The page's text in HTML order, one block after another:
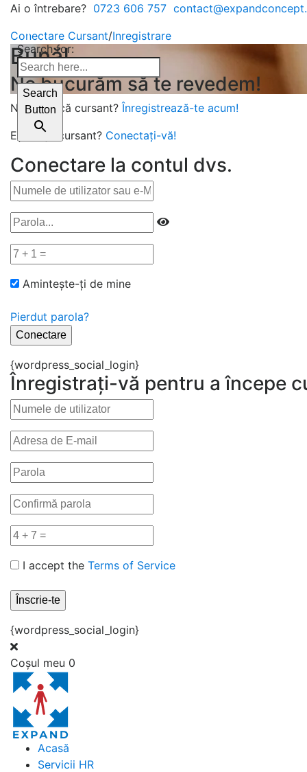
Search for:
Search
Button
Ai o întrebare? 0723 606 757
Conectare Cursant/Inregistrare
Bună!
Ne bucurăm să te revedem!
Nu ești încă cursant?Înregistrează-te acum!
Ești deja cursant? Conectați-vă!
Conectare la contul dvs.
Amintește-ți de mine
Pierdut parola?
{wordpress_social_login}
Înregistrați-vă pentru a începe
I accept the Terms of Service
{wordpress_social_login}
Coșul meu 0
Acasă
Servicii HR